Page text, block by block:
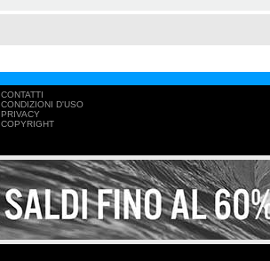
CONTATTI
CONDIZIONI D'USO
PRIVACY
COPYRIGHT